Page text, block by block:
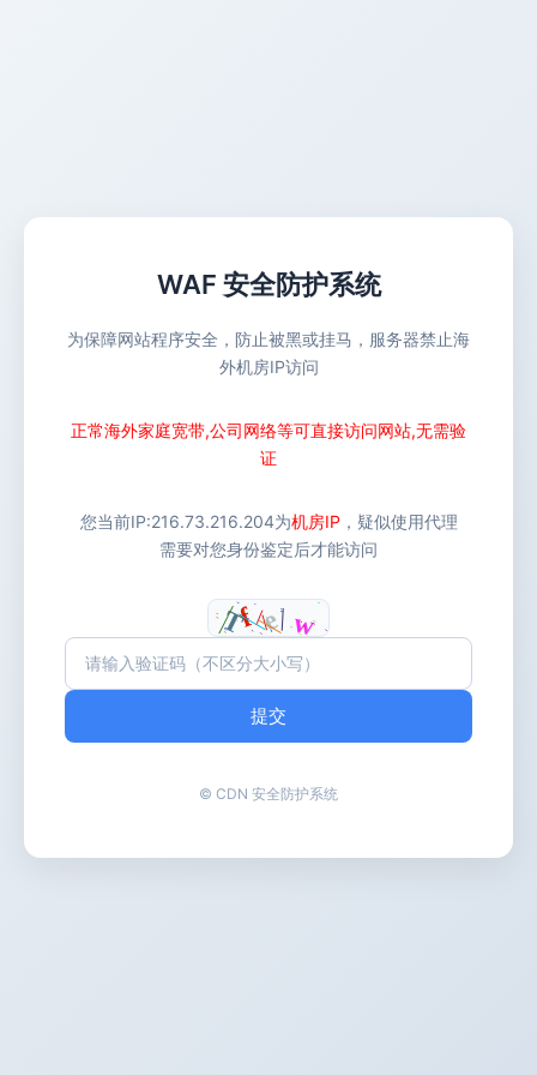
WAF 安全防护系统
为保障网站程序安全，防止被黑或挂马，服务器禁止海
外机房IP访问
正常海外家庭宽带,公司网络等可直接访问网站,无需验
证
您当前IP:216.73.216.204为机房IP ，疑似使用代理
需要对您身份鉴定后才能访问
提交
© CDN 安全防护系统